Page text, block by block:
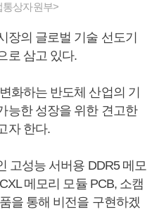
통상자원부>
장의 글로벌 기술 선도기
로 삼고 있다.
화하는 반도체 산업의 기
능한 성장을 위한 견고한
자 한다.
고성능 서버용 DDR5 메모
메모리 모듈 PCB, 소캠
을 통해 비전을 구현하겠